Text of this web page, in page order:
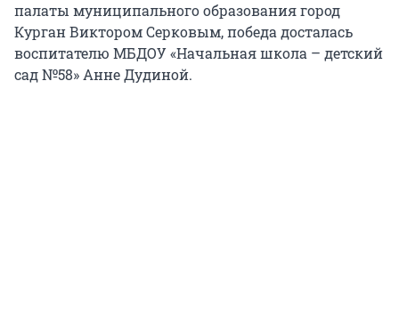
палаты муниципального образования город
Курган Виктором Серковым, победа досталась
воспитателю МБДОУ «Начальная школа – детский
сад №58» Анне Дудиной.